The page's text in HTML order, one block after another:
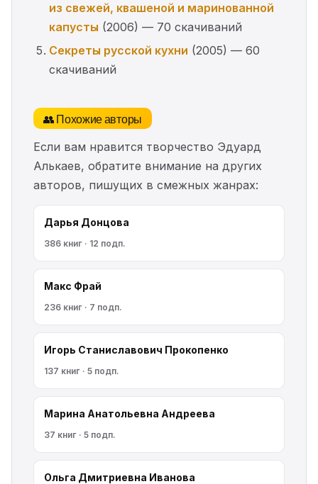
из свежей, квашеной и маринованной
капусты (2006) — 70 скачиваний
Секреты русской кухни (2005) — 60
скачиваний
👥 Похожие авторы
Если вам нравится творчество Эдуард
Алькаев, обратите внимание на других
авторов, пишущих в смежных жанрах:
Дарья Донцова
386 книг · 12 подп.
Макс Фрай
236 книг · 7 подп.
Игорь Станиславович Прокопенко
137 книг · 5 подп.
Марина Анатольевна Андреева
37 книг · 5 подп.
Ольга Дмитриевна Иванова